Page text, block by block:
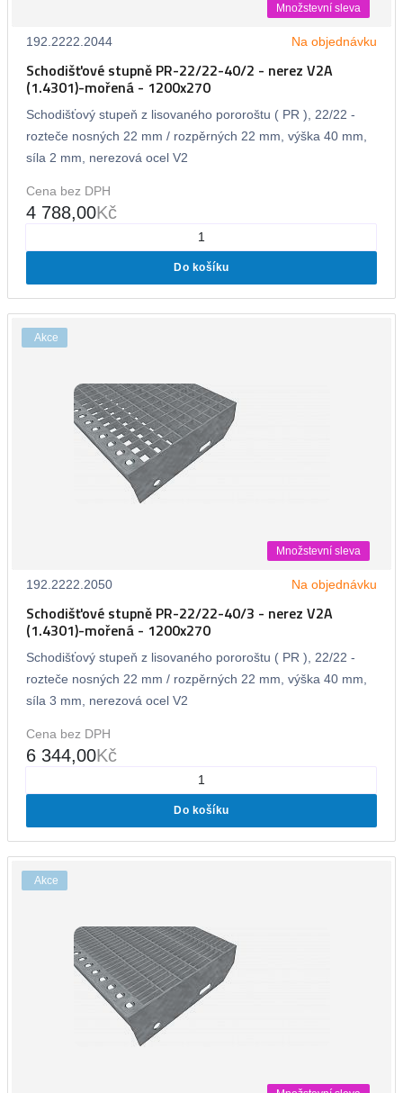
Množstevní sleva
192.2222.2044 Na objednávku
Schodišťové stupně PR-22/22-40/2 - nerez V2A
(1.4301)-mořená - 1200x270
Schodišťový stupeň z lisovaného pororoštu ( PR ), 22/22 -
rozteče nosných 22 mm / rozpěrných 22 mm, výška 40 mm,
síla 2 mm, nerezová ocel V2
Cena bez DPH
4 788,00Kč
Do košíku
Akce
Množstevní sleva
192.2222.2050 Na objednávku
Schodišťové stupně PR-22/22-40/3 - nerez V2A
(1.4301)-mořená - 1200x270
Schodišťový stupeň z lisovaného pororoštu ( PR ), 22/22 -
rozteče nosných 22 mm / rozpěrných 22 mm, výška 40 mm,
síla 3 mm, nerezová ocel V2
Cena bez DPH
6 344,00Kč
Do košíku
Akce